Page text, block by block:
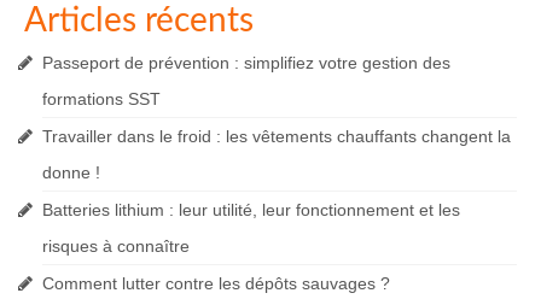
Articles récents
Passeport de prévention : simplifiez votre gestion des
formations SST
Travailler dans le froid : les vêtements chauffants changent la
donne !
Batteries lithium : leur utilité, leur fonctionnement et les
risques à connaître
Comment lutter contre les dépôts sauvages ?